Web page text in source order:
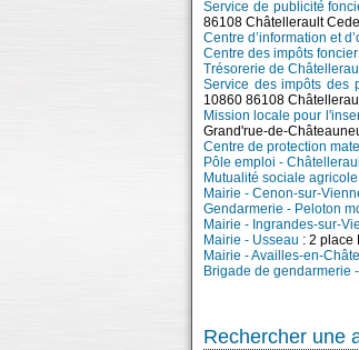
Service de publicité
86108 Châtellerault
Centre d’information et
Centre des impôts
Trésorerie de
Service des impôts des
10860 86108
Mission locale pour
Grand'rue-de-
Centre de protection
Pôle emploi -
Mutualité sociale
Mairie - Cenon-sur-
Gendarmerie - Peloton
Mairie - Ingrandes-sur-
Mairie - Usseau : 2 place
Mairie - Availles-en-
Brigade de gendarmerie
Rechercher une